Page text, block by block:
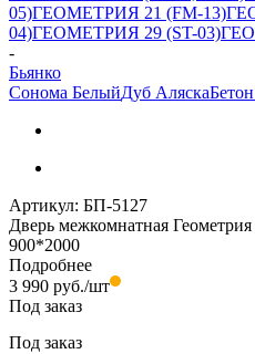
05)ГЕОМЕТРИЯ 21 (FM-13)
04)ГЕОМЕТРИЯ 29 (ST-03)
-
Бьянко
Сонома БелыйДуб Аляска
Артикул: БП-5127
Дверь межкомнатная
900*2000
Подробнее
3 990 руб./шт
Под заказ
Под заказ